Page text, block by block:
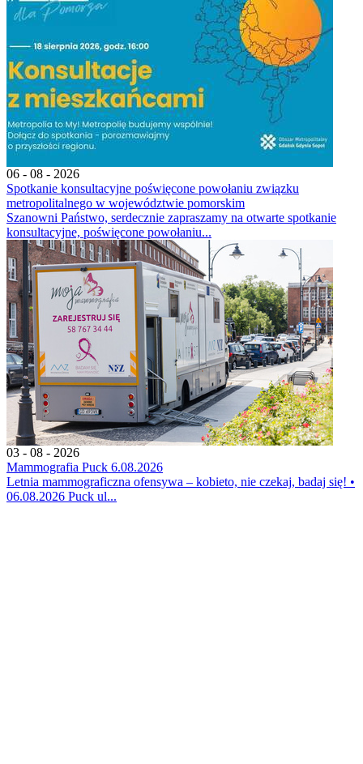
06 - 08 - 2026
Spotkanie konsultacyjne poświęcone powołaniu związku
metropolitalnego w województwie pomorskim
Szanowni Państwo, serdecznie zapraszamy na otwarte spotkanie
konsultacyjne, poświęcone powołaniu...
03 - 08 - 2026
Mammografia Puck 6.08.2026
Letnia mammograficzna ofensywa – kobieto, nie czekaj, badaj się! •
06.08.2026 Puck ul...